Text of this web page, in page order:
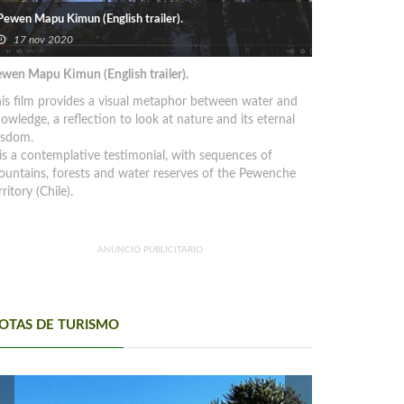
Mapu Kimun (English trailer).
17 nov 2020
Mapu Kimun (English trailer).
film provides a visual metaphor between water and
a reflection to look at nature and its eternal
a contemplative testimonial, with sequences of
forests and water reserves of the Pewenche
(Chile).
ANUNCIO PUBLICITARIO
DE TURISMO